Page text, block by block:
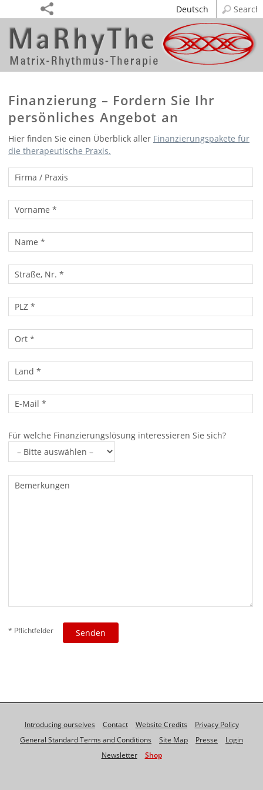
Deutsch
Finanzierung – Fordern Sie Ihr
persönliches Angebot an
Hier finden Sie einen Überblick aller Finanzierungspakete für
die therapeutische Praxis.
Für welche Finanzierungslösung interessieren Sie sich?
* Pflichtfelder
Introducing ourselves Contact Website Credits
Privacy Policy
General Standard Terms and Conditions
Site Map Presse
Login
Newsletter
Shop